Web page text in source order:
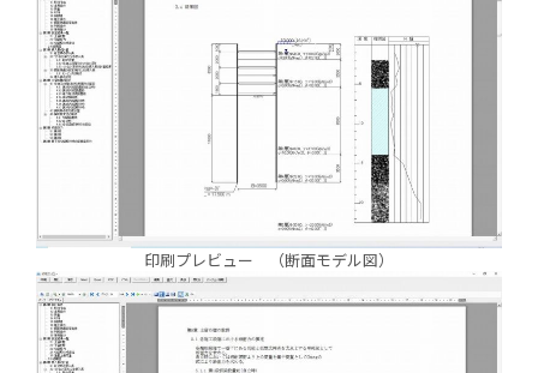
印刷プレビュー （断面モデル図）